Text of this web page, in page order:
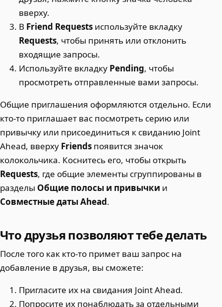
вверху.
В Friend Requests используйте вкладку
Requests, чтобы принять или отклонить
входящие запросы.
Используйте вкладку Pending, чтобы
просмотреть отправленные вами запросы.
Общие приглашения оформляются отдельно. Если
кто-то приглашает вас посмотреть серию или
привычку или присоединиться к свиданию Joint
Ahead, вверху Friends появится значок
колокольчика. Коснитесь его, чтобы открыть
Requests, где общие элементы сгруппированы в
разделы Общие полосы и привычки и
Совместные даты Ahead.
Что друзья позволяют тебе делать
После того как кто-то примет ваш запрос на
добавление в друзья, вы сможете:
Пригласите их на свидания Joint Ahead.
Попросите их понаблюдать за отдельными